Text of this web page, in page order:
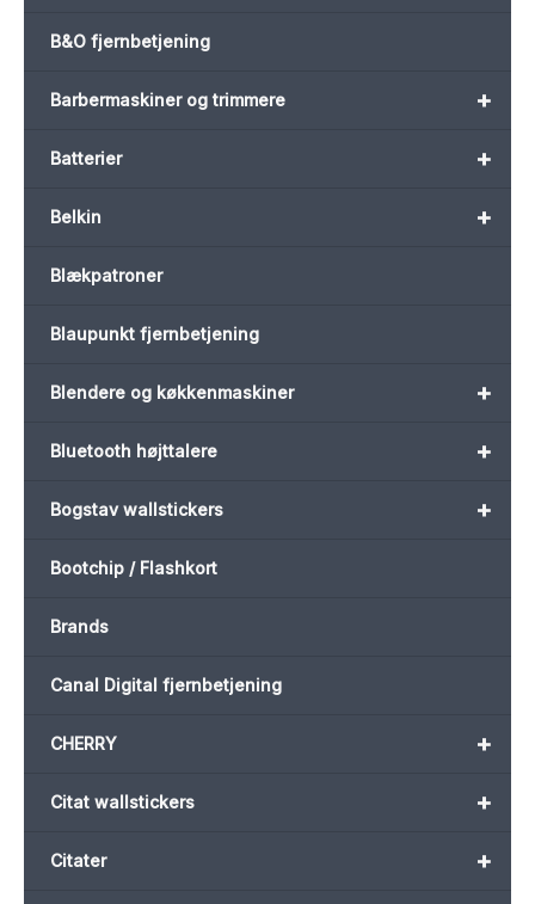
B&O fjernbetjening
+
Barbermaskiner og trimmere
+
Batterier
+
Belkin
Blækpatroner
Blaupunkt fjernbetjening
+
Blendere og køkkenmaskiner
+
Bluetooth højttalere
+
Bogstav wallstickers
Bootchip / Flashkort
Brands
Canal Digital fjernbetjening
+
CHERRY
+
Citat wallstickers
+
Citater